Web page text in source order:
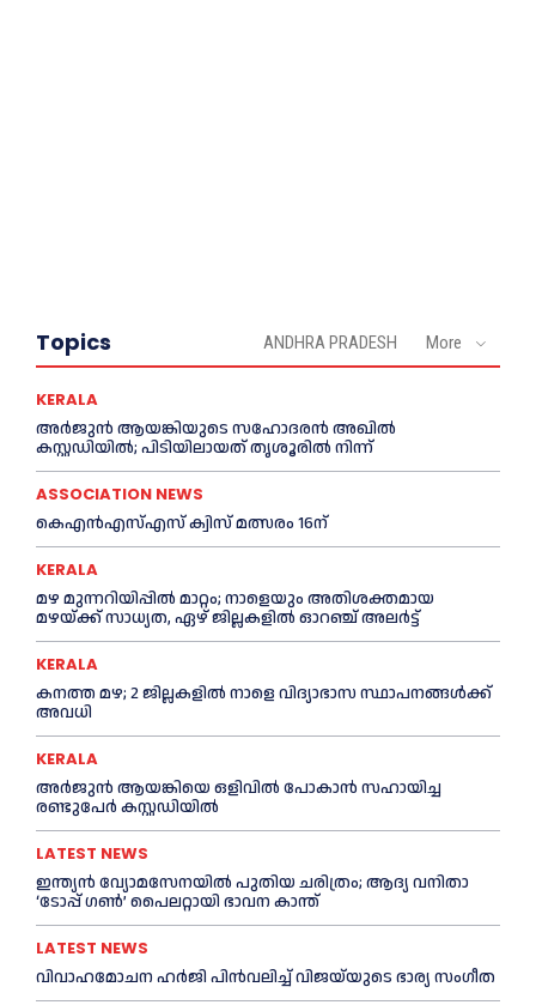
Topics ANDHRA PRADESH More
KERALA
അര്‍ജുന്‍ ആയങ്കിയുടെ സഹോദരന്‍ അഖില്‍
കസ്റ്റഡിയില്‍; പിടിയിലായത് തൃശൂരില്‍ നിന്ന്
ASSOCIATION NEWS
കെഎൻഎസ്എസ് ക്വിസ് മത്സരം 16ന്
KERALA
മഴ മുന്നറിയിപ്പിൽ മാറ്റം; നാളെയും അതിശക്തമായ
മഴയ്ക്ക് സാധ്യത, ഏഴ് ജില്ലകളിൽ ഓറഞ്ച് അലർട്ട്
KERALA
കനത്ത മഴ; 2 ജില്ലകളില്‍ നാളെ വിദ്യാഭാസ സ്ഥാപനങ്ങള്‍ക്ക്
അവധി
KERALA
അര്‍ജുന്‍ ആയങ്കിയെ ഒളിവില്‍ പോകാന്‍ സഹായിച്ച
രണ്ടുപേര്‍ കസ്റ്റഡിയില്‍
LATEST NEWS
ഇന്ത്യൻ വ്യോമസേനയില്‍ പുതിയ ചരിത്രം; ആദ്യ വനിതാ
‘ടോപ്പ് ഗണ്‍’ പൈലറ്റായി ഭാവന കാന്ത്
LATEST NEWS
വിവാഹമോചന ഹര്‍ജി പിൻവലിച്ച്‌ വിജയ്‌യുടെ ഭാര്യ സംഗീത